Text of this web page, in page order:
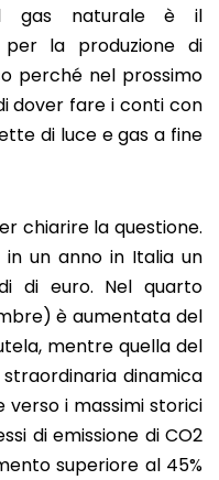
gas naturale è il
la produzione di
perché nel prossimo
dover fare i conti con
di luce e gas a fine
chiarire la questione.
un anno in Italia un
di euro. Nel quarto
è aumentata del
mentre quella del
straordinaria dinamica
i massimi storici
di emissione di CO2
superiore al 45%